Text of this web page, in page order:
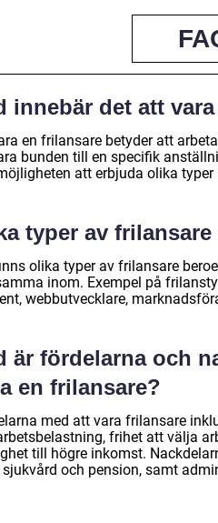
innebär det att
en frilansare betyder att
bunden till en specifik
att erbjuda olika
typer av
olika typer av frilansare
inom. Exempel på
webbutvecklare,
är fördelarna och
en frilansare?
med att vara frilansare
frihet att välja
till högre inkomst.
sjukvård och pension, samt